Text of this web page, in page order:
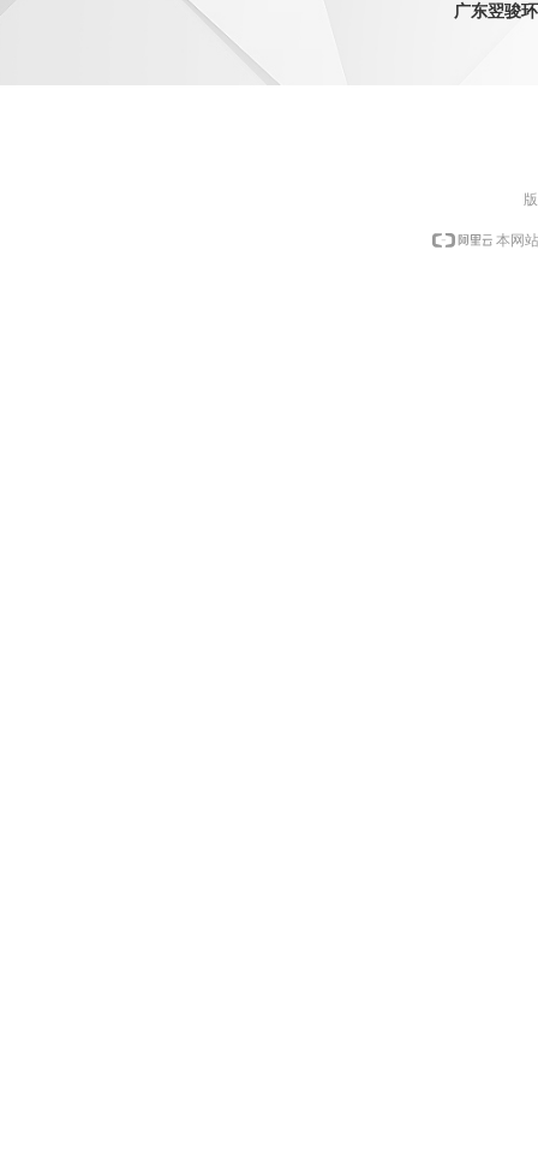
广东翌骏
本网